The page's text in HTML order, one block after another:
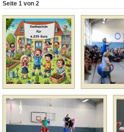
Seite 1 von 2